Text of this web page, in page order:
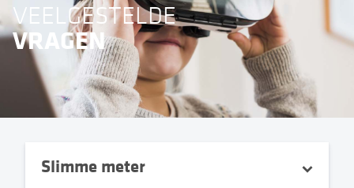
VEELGESTELDE
VRAGEN
Slimme meter